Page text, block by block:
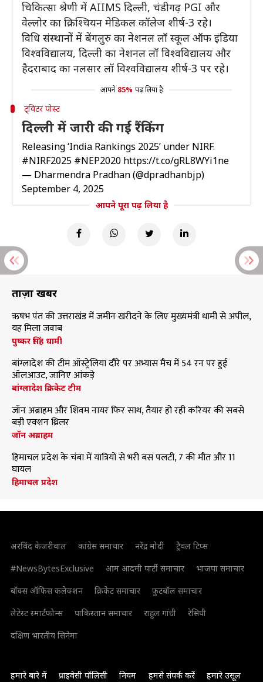
चिकित्सा श्रेणी में AIIMS दिल्ली, चंडीगढ़ PGI और
वेल्लोर का क्रिश्चियन मेडिकल कॉलेज शीर्ष-3 रहे।
विधि संस्थानों में बेंगलुरु का नेशनल लॉ स्कूल ऑफ इंडिया
विश्वविद्यालय, दिल्ली का नेशनल लॉ विश्वविद्यालय और
हैदराबाद का नलसार लॉ विश्वविद्यालय शीर्ष-3 पर रहे।
आपने 85% पढ़ लिया है
ट्विटर पोस्ट
दिल्ली में जारी की गई रैंकिंग
Releasing ‘India Rankings 2025’ under NIRF.
#NIRF2025 #NEP2020 https://t.co/gRL8WYi1ne
— Dharmendra Pradhan (@dpradhanbjp)
September 4, 2025
आपने पूरा पढ़ लिया है
ताज़ा खबरें
ऋषभ पंत की उत्तराखंड में जमीन खरीदने के लिए मुख्यमंत्री धामी से अपील,
यह मिला जवाब
पुष्कर सिंह धामी
बांग्लादेश की टीम ऑस्ट्रेलिया दौरे पर अभ्यास मैच में 54 रन पर हुई
ऑलआउट, जानिए आंकड़े
बांग्लादेश क्रिकेट टीम
जॉन अब्राहम और शिवम नायर फिर साथ, तैयार हो रही करियर की सबसे
बड़ी एक्शन थ्रिलर
जॉन अब्राहम
हिमाचल प्रदेश के चंबा में यात्रियों से भरी बस पलटी, 7 की मौत और 11
घायल
हिमाचल प्रदेश
अरविंद केजरीवाल कांग्रेस समाचार नरेंद्र मोदी
ट्रैवल टिप्स
#NewsBytesExclusive
आम आदमी पार्टी समाचार
भाजपा समाचार
बॉक्स ऑफिस कलेक्शन
क्रिकेट समाचार
फुटबॉल समाचार
लेटेस्ट स्मार्टफोन्स
पाकिस्तान समाचार राहुल गांधी
रेसिपी
दक्षिण भारतीय सिनेमा
हमारे बारे में प्राइवेसी पॉलिसी नियम हमसे संपर्क करें हमारे उसूल